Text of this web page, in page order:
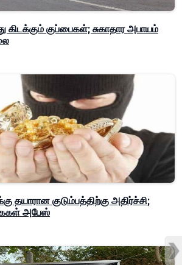
கிடக்கும் குப்பைகள்; சுகாதார அபாயம்
தயாரான குடும்பத்திற்கு அதிர்ச்சி;
அபேஸ்